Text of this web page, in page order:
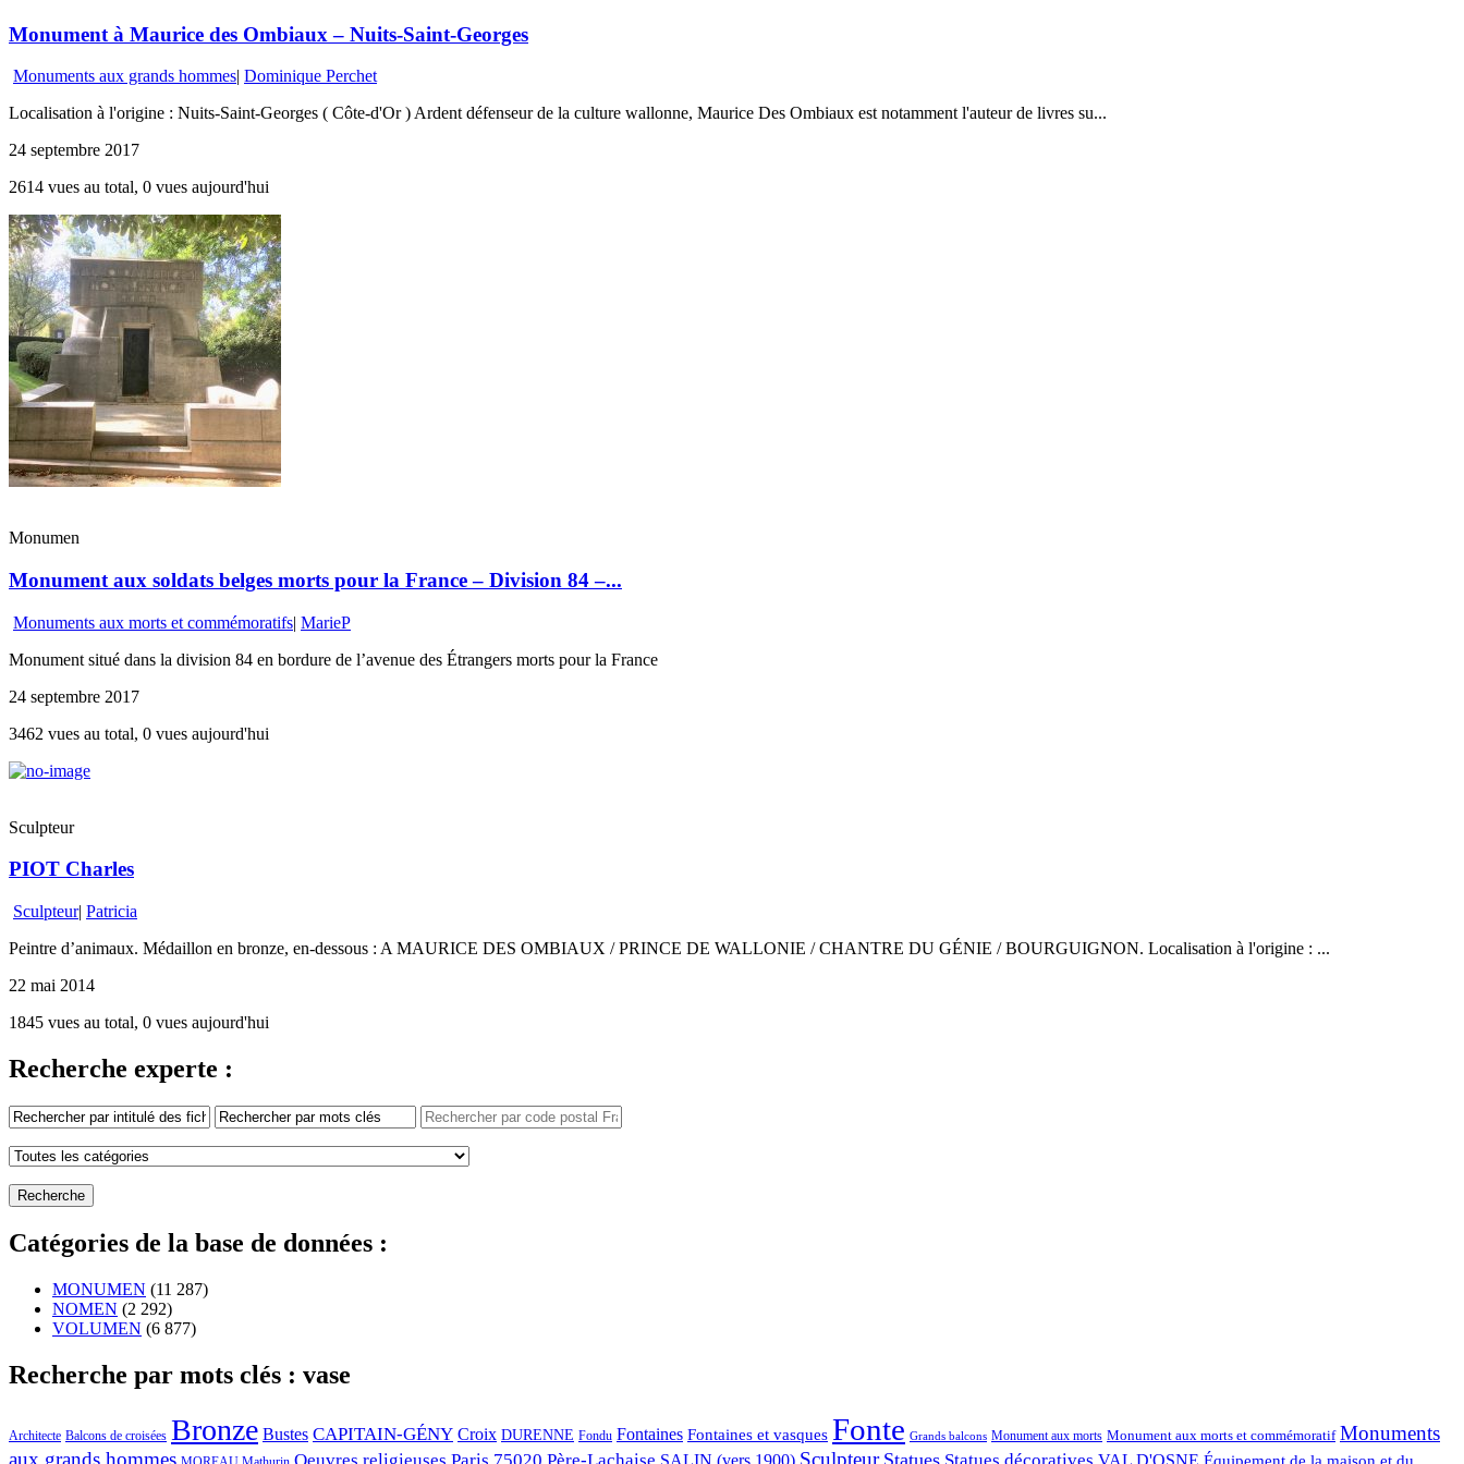
Monument à Maurice des Ombiaux – Nuits-Saint-Georges
Monuments aux grands hommes| Dominique Perchet
Localisation à l'origine : Nuits-Saint-Georges ( Côte-d'Or ) Ardent défenseur de la culture wallonne, Maurice Des Ombiaux est notamment l'auteur de livres su...
24 septembre 2017
2614 vues au total, 0 vues aujourd'hui
Monumen
Monument aux soldats belges morts pour la France – Division 84 –...
Monuments aux morts et commémoratifs| MarieP
Monument situé dans la division 84 en bordure de l’avenue des Étrangers morts pour la France
24 septembre 2017
3462 vues au total, 0 vues aujourd'hui
Sculpteur
PIOT Charles
Sculpteur| Patricia
Peintre d’animaux. Médaillon en bronze, en-dessous : A MAURICE DES OMBIAUX / PRINCE DE WALLONIE / CHANTRE DU GÉNIE / BOURGUIGNON. Localisation à l'origine : ...
22 mai 2014
1845 vues au total, 0 vues aujourd'hui
Recherche experte :
Catégories de la base de données :
MONUMEN (11 287)
NOMEN (2 292)
VOLUMEN (6 877)
Recherche par mots clés : vase
Architecte Balcons de croisées Bronze Bustes CAPITAIN-GÉNY Croix DURENNE Fondu Fontaines Fontaines et vasques Fonte Grands balcons Monument aux morts Monument aux morts et commémoratif Monuments
aux grands hommes
Oeuvres religieuses Paris 75020 Père-Lachaise SALIN (vers 1900) Sculpteur Statues Statues décoratives VAL D'OSNE Équipement de la maison et du